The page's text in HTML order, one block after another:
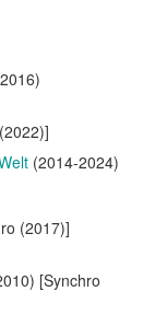
(2014-2024)
(2017)]
[Synchro